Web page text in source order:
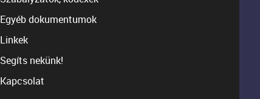
Egyéb dokumentumok
Linkek
Segíts nekünk!
Kapcsolat